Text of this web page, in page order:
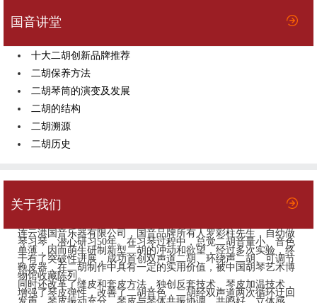
国音讲堂
十大二胡创新品牌推荐
二胡保养方法
二胡琴筒的演变及发展
二胡的结构
二胡溯源
二胡历史
关于我们
连云港国音乐器有限公司，国音​品牌所有人罗彩柱先生，自幼做
琴习琴，潜心研习50年。在习琴过程中，总觉二胡音量小、音色
单薄，因而萌生研制新型二胡的冲动和欲望，经过多次实验，终
于有了突破性进展，成功首创双声道二胡、环绕声二胡、可调节
鞔皮器，在二胡制作中具有一定的实用价值，被中国胡琴艺术博
物馆收藏陈列。
同时还改革了缝皮和套皮方法，独创反套技术、琴皮加温技术，
增强了琴皮弹性，改善了二胡音色，二胡经双声道两次循环迂回